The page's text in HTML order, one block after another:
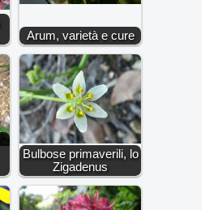
Arum, varietà e cure
Bulbose primaverili, lo
Zigadenus